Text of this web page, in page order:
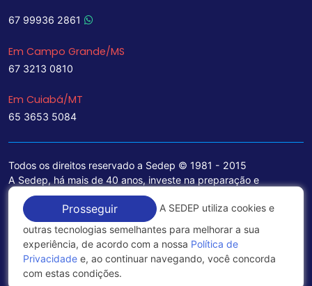
67 99936 2861
Em Campo Grande/MS
67 3213 0810
Em Cuiabá/MT
65 3653 5084
Todos os direitos reservado a Sedep © 1981 - 2015
A Sedep, há mais de 40 anos, investe na preparação e
treinamento de funcionários e na aquisição de tecnologia de
ponta para a ampliação de seu portfólio de serviços voltados
para a área jurídica, que contemplam informações seguras e
excelentes soluções empresariais.
Política de Privacidade
Prosseguir
A SEDEP utiliza cookies e
outras tecnologias semelhantes para melhorar a sua
experiência, de acordo com a nossa Política de
Privacidade e, ao continuar navegando, você concorda
com estas condições.